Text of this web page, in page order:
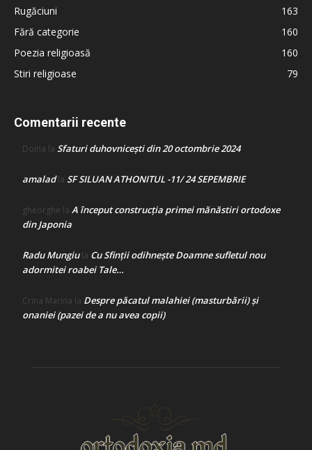
Rugăciuni
163
Fără categorie
160
Poezia religioasă
160
Stiri religioase
79
Comentarii recente
Doina la Sfaturi duhovnicești din 20 octombrie 2024
amaladla SF SILUAN ATHONITUL -11/ 24 SEPEMBRIE
gheorghe la A început construcţia primei mănăstiri ortodoxe
din Japonia
Radu Mungiula Cu Sfinții odihnește Doamne sufletul nou
adormitei roabei Tale…
Crina Marina la Despre păcatul malahiei (masturbării) şi
onaniei (pazei de a nu avea copii)